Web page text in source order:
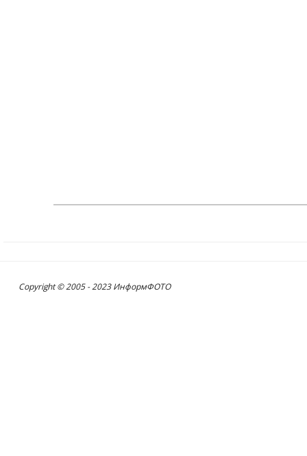
Copyright © 2005 - 2023 ИнформФОТО